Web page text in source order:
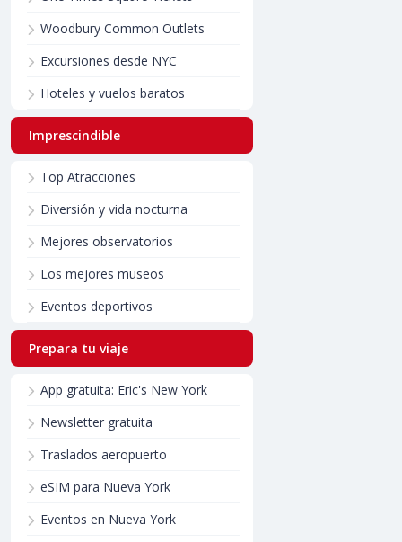
Woodbury Common Outlets
Excursiones desde NYC
Hoteles y vuelos baratos
Imprescindible
Top Atracciones
Diversión y vida nocturna
Mejores observatorios
Los mejores museos
Eventos deportivos
Prepara tu viaje
App gratuita: Eric's New York
Newsletter gratuita
Traslados aeropuerto
eSIM para Nueva York
Eventos en Nueva York